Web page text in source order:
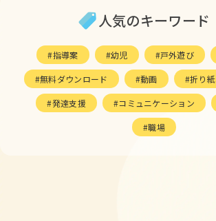
人気のキーワード
指導案 幼児 戸外遊び
無料ダウンロード 動画 折り紙
発達支援 コミュニケーション
職場